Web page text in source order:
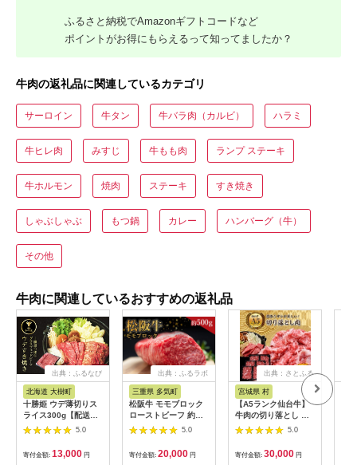
ふるさと納税でAmazonギフトコードなど
ポイントがお得にもらえるって知ってましたか？
牛肉の返礼品に関連しているカテゴリ
サーロイン 牛タン 牛バラ肉（カルビ） ハラミ
牛ヒレ肉 みすじ 牛もも肉 ランプ ステーキ
牛ホルモン 焼肉 ステーキ すき焼き
しゃぶしゃぶ もつ鍋 カレー ハンバーグ（牛）
その他
牛肉に関連しているおすすめの返礼品
出典：ふるなび
北海道 大樹町
十勝姫 ウデ薄切りス
ライス300g【配送不
可地域：離島】
【1397674】
5.0
寄付金額: 13,000 円
出典：ふるラボ
三重県 多気町
松阪牛 モモブロック
ローストビーフ 約
500g 国産牛 和牛 ブ
ランド牛 JGAP家
畜・畜産物 農場
HACCP認証農場 牛肉
5.0
寄付金額: 20,000 円
出典：さとふる
宮城県 村
【A5ランク仙台牛】
牛肉の切り落とし 合
計1.8kg(300g×6) 小
分けで使い勝手も◎
5.0
寄付金額: 30,000 円